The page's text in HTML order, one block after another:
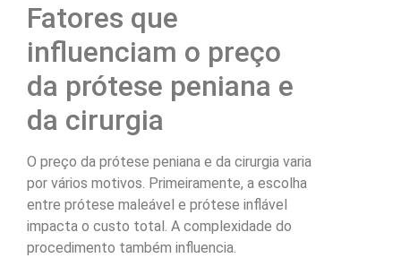
Fatores que
influenciam o preço
da prótese peniana e
da cirurgia
O preço da prótese peniana e da cirurgia varia
por vários motivos. Primeiramente, a escolha
entre prótese maleável e prótese inflável
impacta o custo total. A complexidade do
procedimento também influencia.